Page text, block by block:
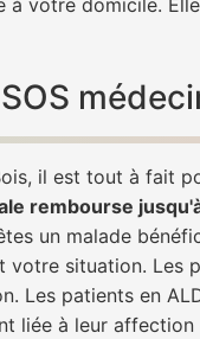
votre domicile.
il est tout à fait
rembourse
un malade
situation. Les
Les patients en
liée à leur affection